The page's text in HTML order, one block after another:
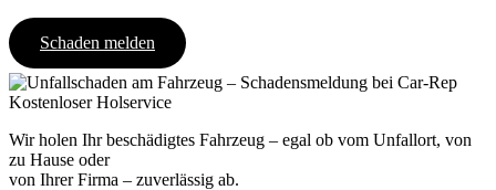
Schaden melden
Kostenloser Holservice
Wir holen Ihr beschädigtes Fahrzeug – egal ob vom Unfallort, von
zu Hause oder
von Ihrer Firma – zuverlässig ab.